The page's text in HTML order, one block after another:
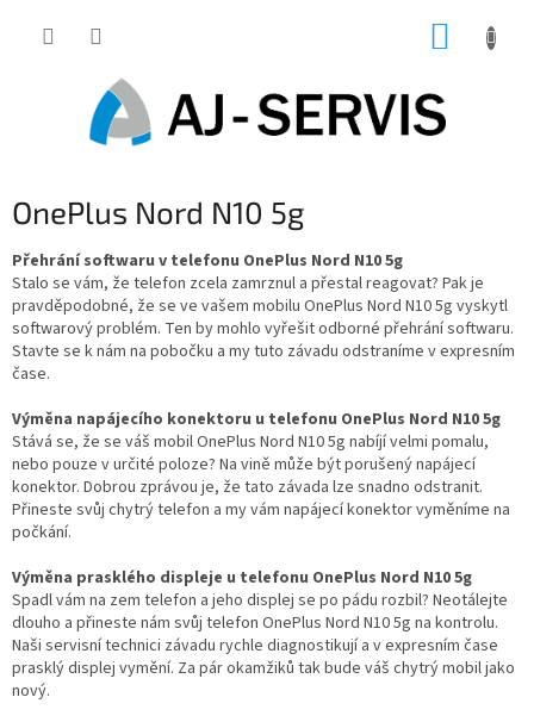
OnePlus Nord N10 5g
Přehrání softwaru v telefonu OnePlus Nord N10 5g
Stalo se vám, že telefon zcela zamrznul a přestal reagovat? Pak je
pravděpodobné, že se ve vašem mobilu OnePlus Nord N10 5g vyskytl
softwarový problém. Ten by mohlo vyřešit odborné přehrání softwaru.
Stavte se k nám na pobočku a my tuto závadu odstraníme v expresním
čase.
Výměna napájecího konektoru u telefonu OnePlus Nord N10 5g
Stává se, že se váš mobil OnePlus Nord N10 5g nabíjí velmi pomalu,
nebo pouze v určité poloze? Na vině může být porušený napájecí
konektor. Dobrou zprávou je, že tato závada lze snadno odstranit.
Přineste svůj chytrý telefon a my vám napájecí konektor vyměníme na
počkání.
Výměna prasklého displeje u telefonu OnePlus Nord N10 5g
Spadl vám na zem telefon a jeho displej se po pádu rozbil? Neotálejte
dlouho a přineste nám svůj telefon OnePlus Nord N10 5g na kontrolu.
Naši servisní technici závadu rychle diagnostikují a v expresním čase
prasklý displej vymění. Za pár okamžiků tak bude váš chytrý mobil jako
nový.